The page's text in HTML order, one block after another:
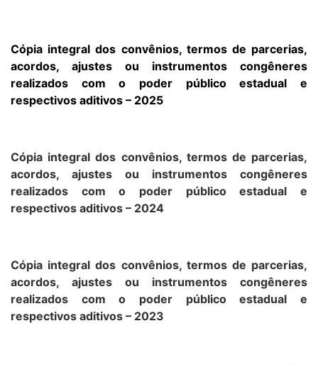
Cópia integral dos convênios, termos de parcerias,
acordos, ajustes ou instrumentos congêneres
realizados com o poder público estadual e
respectivos aditivos – 2025
Cópia integral dos convênios, termos de parcerias,
acordos, ajustes ou instrumentos congêneres
realizados com o poder público estadual e
respectivos aditivos – 2024
Cópia integral dos convênios, termos de parcerias,
acordos, ajustes ou instrumentos congêneres
realizados com o poder público estadual e
respectivos aditivos – 2023